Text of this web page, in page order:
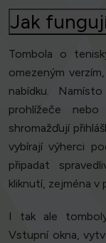
Jak
Tombola o
omezeným
nabídku.
prohlížeče
shromažďují
vybírají výherci
připadat
kliknutí, zejména v
I tak ale
Vstupní okna,